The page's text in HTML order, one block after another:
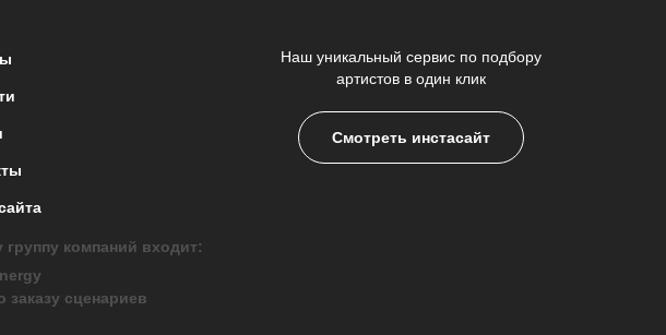
Наш уникальный сервис по подбору
артистов в один клик
Смотреть инстасайт
группу компаний входит:
заказу сценариев